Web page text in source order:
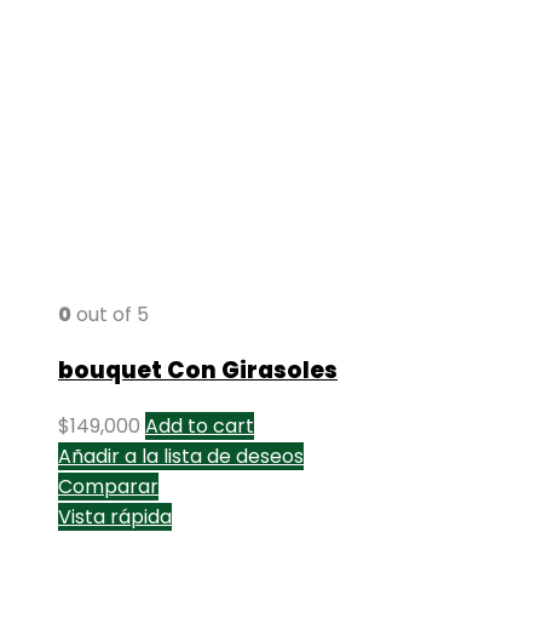
0 out of 5
bouquet Con Girasoles
$149,000 Add to cart
Añadir a la lista de deseos
Comparar
Vista rápida